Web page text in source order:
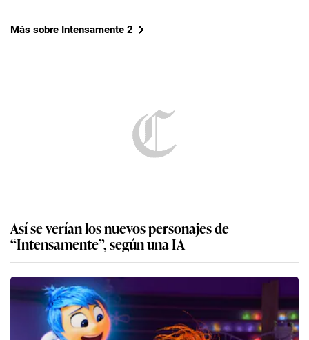
Más sobre Intensamente 2
Así se verían los nuevos personajes de
“Intensamente”, según una IA